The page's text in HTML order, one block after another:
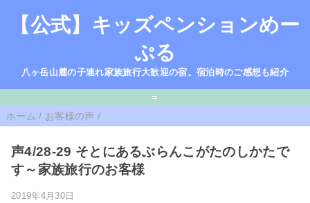
【公式】キッズペンションめー
ぷる
八ヶ岳山麓の子連れ家族旅行大歓迎の宿。宿泊時のご感想も紹介
=
ホーム / お客様の声 /
声4/28-29 そとにあるぶらんこがたのしかたで
す～家族旅行のお客様
2019年4月30日